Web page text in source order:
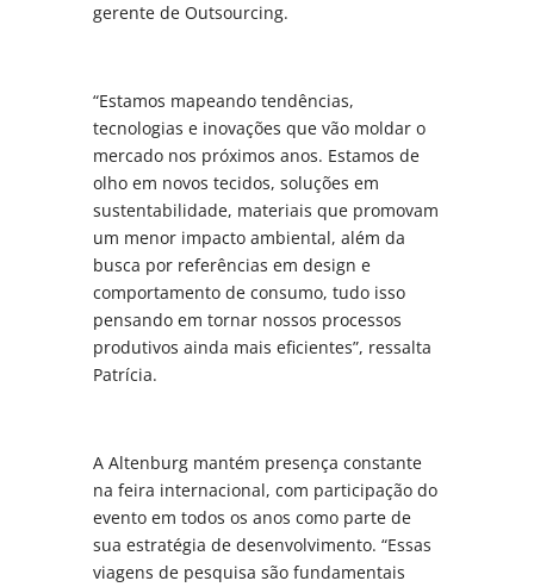
gerente de Outsourcing.
“Estamos mapeando tendências,
tecnologias e inovações que vão moldar o
mercado nos próximos anos. Estamos de
olho em novos tecidos, soluções em
sustentabilidade, materiais que promovam
um menor impacto ambiental, além da
busca por referências em design e
comportamento de consumo, tudo isso
pensando em tornar nossos processos
produtivos ainda mais eficientes”, ressalta
Patrícia.
A Altenburg mantém presença constante
na feira internacional, com participação do
evento em todos os anos como parte de
sua estratégia de desenvolvimento. “Essas
viagens de pesquisa são fundamentais